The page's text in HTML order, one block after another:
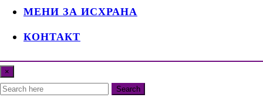
МЕНИ ЗА ИСХРАНА
КОНТАКТ
×
Search